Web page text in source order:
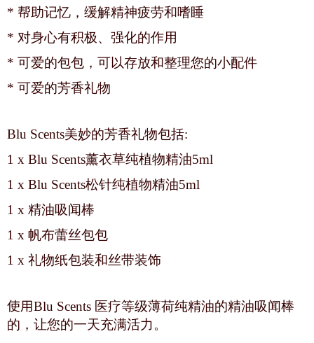
* 帮助记忆，缓解精神疲劳和嗜睡
* 对身心有积极、强化的作用
* 可爱的包包，可以存放和整理您的小配件
* 可爱的芳香礼物
Blu Scents美妙的芳香礼物包括:
1 x Blu Scents薰衣草纯植物精油5ml
1 x Blu Scents松针纯植物精油5ml
1 x 精油吸闻棒
1 x 帆布蕾丝包包
1 x 礼物纸包装和丝带装饰
使用Blu Scents 医疗等级薄荷纯精油的精油吸闻棒
的，让您的一天充满活力。